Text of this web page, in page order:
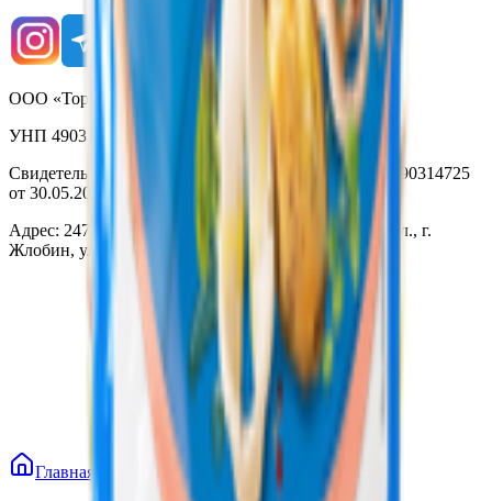
ООО «Торговая сеть «Продмир»
УНП 490314725
Свидетельство о государственной регистрации № 490314725
от 30.05.2003г выдано Гомельским облисполкомом
Адрес: 247210, Республика Беларусь, Гомельская обл., г.
Жлобин, ул. Козлова 2-А
Главная